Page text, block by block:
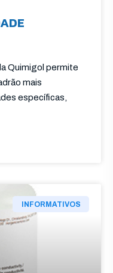
Quimigol permite
mais
específicas,
INFORMATIVOS